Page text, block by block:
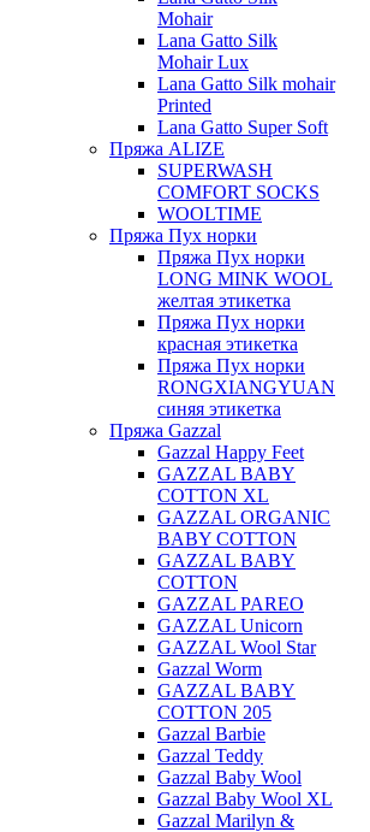
Mohair
Lana Gatto Silk
Mohair Lux
Lana Gatto Silk mohair
Printed
Lana Gatto Super Soft
Пряжа ALIZE
SUPERWASH
COMFORT SOCKS
WOOLTIME
Пряжа Пух норки
Пряжа Пух норки
LONG MINK WOOL
желтая этикетка
Пряжа Пух норки
красная этикетка
Пряжа Пух норки
RONGXIANGYUAN
синяя этикетка
Пряжа Gazzal
Gazzal Happy Feet
GAZZAL BABY
COTTON XL
GAZZAL ORGANIC
BABY COTTON
GAZZAL BABY
COTTON
GAZZAL PAREO
GAZZAL Unicorn
GAZZAL Wool Star
Gazzal Worm
GAZZAL BABY
COTTON 205
Gazzal Barbie
Gazzal Teddy
Gazzal Baby Wool
Gazzal Baby Wool XL
Gazzal Marilyn &